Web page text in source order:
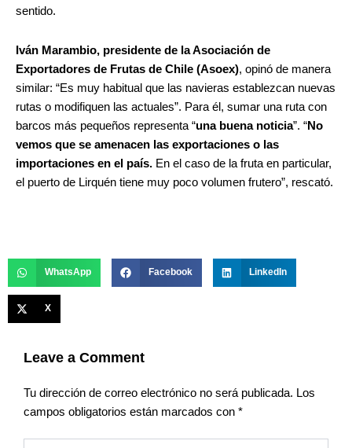
sentido.
Iván Marambio, presidente de la Asociación de
Exportadores de Frutas de Chile (Asoex), opinó de manera
similar: “Es muy habitual que las navieras establezcan nuevas
rutas o modifiquen las actuales”. Para él, sumar una ruta con
barcos más pequeños representa “una buena noticia”. “No
vemos que se amenacen las exportaciones o las
importaciones en el país. En el caso de la fruta en particular,
el puerto de Lirquén tiene muy poco volumen frutero”, rescató.
WhatsApp Facebook LinkedIn
X
Leave a Comment
Tu dirección de correo electrónico no será publicada. Los
campos obligatorios están marcados con *